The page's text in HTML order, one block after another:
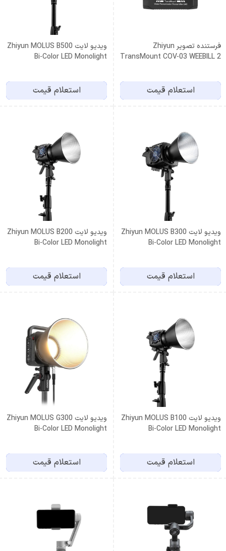
فرستنده تصویر Zhiyun
TransMount COV-03 WEEBILL 2
استعلام قیمت
ویدیو لایت Zhiyun MOLUS B500
Bi-Color LED Monolight
استعلام قیمت
ویدیو لایت Zhiyun MOLUS B300
Bi-Color LED Monolight
استعلام قیمت
ویدیو لایت Zhiyun MOLUS B200
Bi-Color LED Monolight
استعلام قیمت
ویدیو لایت Zhiyun MOLUS B100
Bi-Color LED Monolight
استعلام قیمت
ویدیو لایت Zhiyun MOLUS G300
Bi-Color LED Monolight
استعلام قیمت